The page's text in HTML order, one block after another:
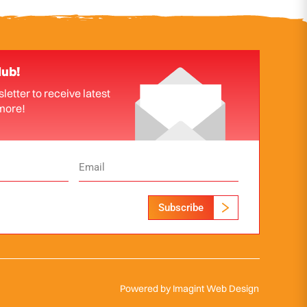
to receive latest
Subscribe
Powered by Imagint Web Design